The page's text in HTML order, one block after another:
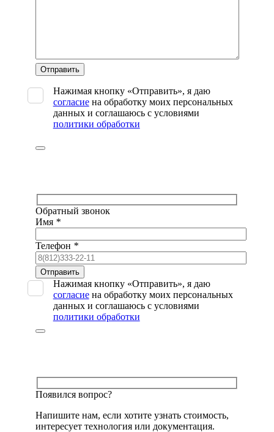
Оставьте
это
поле
пустым.
Нажимая кнопку «Отправить», я даю
согласиена обработку моих персональных
данных и соглашаюсь с условиями
политики обработки
Обратный звонок
Имя *
Телефон *
Оставьте
это
поле
пустым.
Нажимая кнопку «Отправить», я даю
согласиена обработку моих персональных
данных и соглашаюсь с условиями
политики обработки
Появился вопрос?
Напишите нам, если хотите узнать стоимость,
интересует технология или документация.